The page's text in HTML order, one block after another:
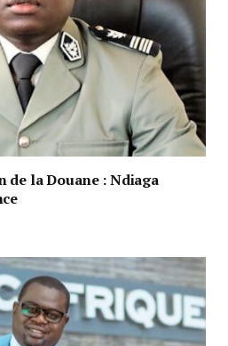
de la Douane : Ndiaga